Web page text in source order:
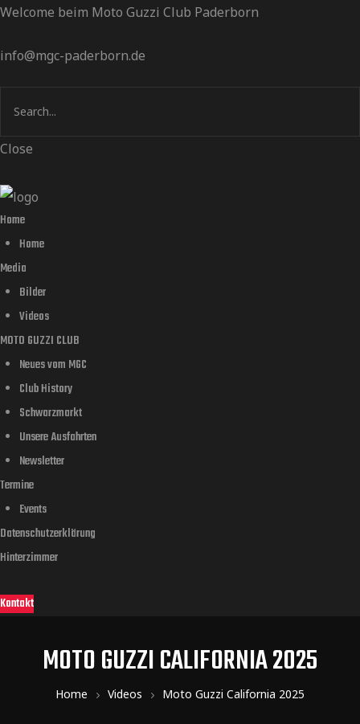
Welcome beim Moto Guzzi Club Paderborn
info@mgc-paderborn.de
Close
Home
Home
Media
Bilder
Videos
MOTO GUZZI CLUB
Neues vom MGC
Club History
Schwarzmarkt
Unsere Ausfahrten
Newsletter
Termine
Events
Datenschutzerklärung
Hinterzimmer
Kontakt
MOTO GUZZI CALIFORNIA 2025
Home Videos Moto Guzzi California 2025